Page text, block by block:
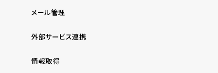
メール管理
外部サービス連携
情報取得